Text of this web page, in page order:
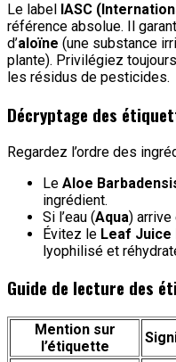
Le label IASC
référence absolue. Il
d’aloïne (une substance
plante). Privilégiez
les résidus de pesticides.
Décryptage des
Regardez l’ordre des
Le Aloe
ingrédient.
Si l’eau (Aqua) arrive
Évitez le Leaf Juice
lyophilisé et
Guide de lecture des
Mention sur
l’étiquette